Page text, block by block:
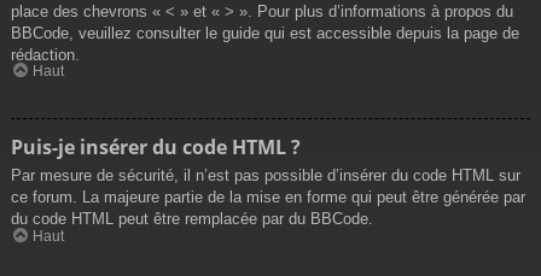
place des chevrons « < » et « > ». Pour plus d’informations à propos du
BBCode, veuillez consulter le guide qui est accessible depuis la page de
rédaction.
Haut
Puis-je insérer du code HTML ?
Par mesure de sécurité, il n’est pas possible d’insérer du code HTML sur
ce forum. La majeure partie de la mise en forme qui peut être générée par
du code HTML peut être remplacée par du BBCode.
Haut